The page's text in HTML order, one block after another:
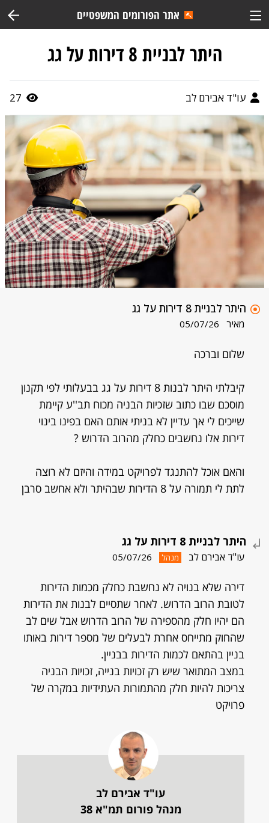
אתר הפורומים המשפטיים
היתר לבניית 8 דירות על גג
עו"ד אבירם לב 27
היתר לבניית 8 דירות על גג
מאיר 05/07/26
שלום וברכה
קיבלתי היתר לבנות 8 דירות על גג בבעלותי לפי תקנון
מוסכם שבו כתוב שזכיות הבניה מכוח תב''ע קיימת
שייכים לי אך עדיין לא בניתי אותם האם בפינו בינוי
דירות אלו נחשבים כחלק מהרוב הדרוש ?
והאם אוכל להתנגד לפרויקט במידה והיזם לא רוצה
לתת לי תמורה על 8 הדירות שבהיתר ולא אחשב סרבן
היתר לבניית 8 דירות על גג
עו"ד אבירם לב מנהל 05/07/26
דירה שלא בנויה לא נחשבת כחלק מכמות הדירות
לטובת הרוב הדרוש. לאחר שתסיים לבנות את הדירות
הם יהיו חלק מהספירה של הרוב הדרוש אבל שים לב
שהחוק מתייחס אחרת לבעלים של מספר דירות באותו
בניין בהתאם לכמות הדירות בבניין.
במצב המתואר שיש רק זכויות בנייה, זכויות הבניה
צריכות להיות חלק מהתמורות העתידיות במקרה של
פרויקט
עו"ד אבירם לב
מנהל פורום תמ"א 38